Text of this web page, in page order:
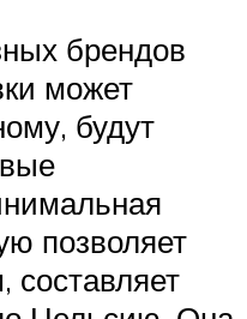
брендов
может
будут
позволяет
составляет